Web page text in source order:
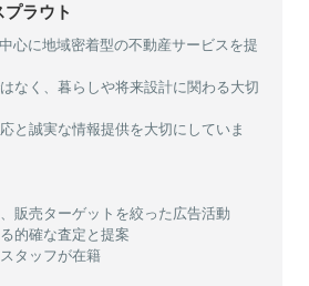
ラウト
心に地域密着型の不動産サービスを提
なく、暮らしや将来設計に関わる大切
と誠実な情報提供を大切にしていま
販売ターゲットを絞った広告活動
的確な査定と提案
タッフが在籍